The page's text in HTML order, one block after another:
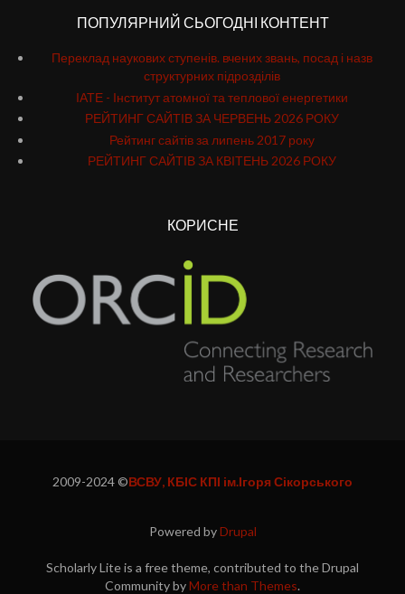
ПОПУЛЯРНИЙ СЬОГОДНІ КОНТЕНТ
Переклад наукових ступенів. вчених звань, посад і назв
структурних підрозділів
ІАТЕ - Інститут атомної та теплової енергетики
РЕЙТИНГ САЙТІВ ЗА ЧЕРВЕНЬ 2026 РОКУ
Рейтинг сайтів за липень 2017 року
РЕЙТИНГ САЙТІВ ЗА КВІТЕНЬ 2026 РОКУ
КОРИСНЕ
2009-2024 ©ВСВУ, КБІС КПІ ім.Ігоря Сікорського
Powered byDrupal
Scholarly Lite is a free theme, contributed to the Drupal
Community byMore than Themes.